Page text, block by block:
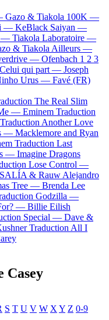
Gazo & Tiakola 100K —
— KeBlack Saiyan —
— Tiakola Laboratoire —
& Tiakola Ailleurs —
— Ofenbach 1 2 3
Celui qui part — Joseph
Urus — Favé (FR)
The Real Slim
— Eminem Traduction
Traduction Another Love
— Macklemore and Ryan
Traduction Last
— Imagine Dragons
Lose Control —
& Rauw Alejandro
Tree — Brenda Lee
Godzilla —
— Billie Eilish
Special — Dave &
Traduction All I
Casey
S T U V W X Y Z 0-9